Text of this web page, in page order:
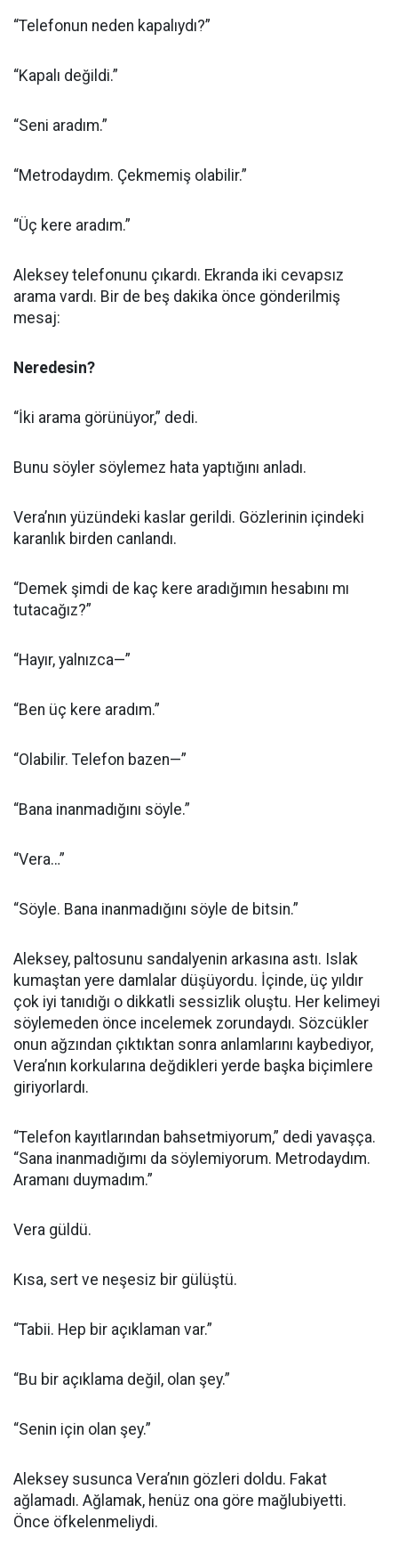
“Telefonun neden kapalıydı?”
“Kapalı değildi.”
“Seni aradım.”
“Metrodaydım. Çekmemiş olabilir.”
“Üç kere aradım.”
Aleksey telefonunu çıkardı. Ekranda iki cevapsız
arama vardı. Bir de beş dakika önce gönderilmiş
mesaj:
Neredesin?
“İki arama görünüyor,” dedi.
Bunu söyler söylemez hata yaptığını anladı.
Vera’nın yüzündeki kaslar gerildi. Gözlerinin içindeki
karanlık birden canlandı.
“Demek şimdi de kaç kere aradığımın hesabını mı
tutacağız?”
“Hayır, yalnızca—”
“Ben üç kere aradım.”
“Olabilir. Telefon bazen—”
“Bana inanmadığını söyle.”
“Vera…”
“Söyle. Bana inanmadığını söyle de bitsin.”
Aleksey, paltosunu sandalyenin arkasına astı. Islak
kumaştan yere damlalar düşüyordu. İçinde, üç yıldır
çok iyi tanıdığı o dikkatli sessizlik oluştu. Her kelimeyi
söylemeden önce incelemek zorundaydı. Sözcükler
onun ağzından çıktıktan sonra anlamlarını kaybediyor,
Vera’nın korkularına değdikleri yerde başka biçimlere
giriyorlardı.
“Telefon kayıtlarından bahsetmiyorum,” dedi yavaşça.
“Sana inanmadığımı da söylemiyorum. Metrodaydım.
Aramanı duymadım.”
Vera güldü.
Kısa, sert ve neşesiz bir gülüştü.
“Tabii. Hep bir açıklaman var.”
“Bu bir açıklama değil, olan şey.”
“Senin için olan şey.”
Aleksey susunca Vera’nın gözleri doldu. Fakat
ağlamadı. Ağlamak, henüz ona göre mağlubiyetti.
Önce öfkelenmeliydi.